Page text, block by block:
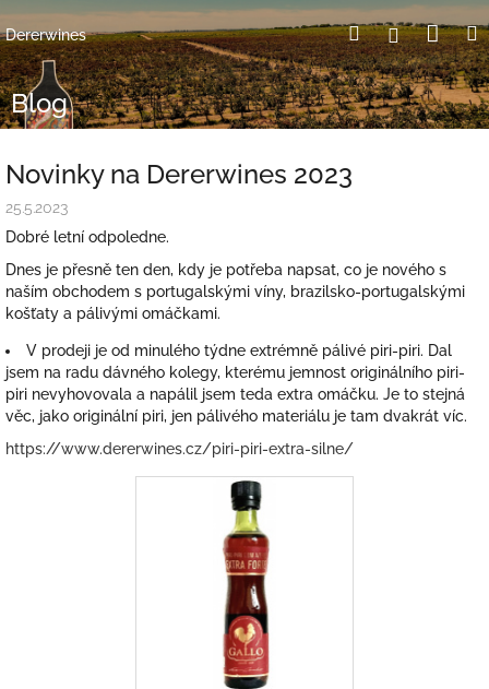
na
obsah
Dererwines HledatPřihlášení
Blog
Novinky na Dererwines 2023
25.5.2023
Dobré letní odpoledne.
Dnes je přesně ten den, kdy je potřeba napsat, co je nového s
naším obchodem s portugalskými víny, brazilsko-portugalskými
košťaty a pálivými omáčkami.
V prodeji je od minulého týdne extrémně pálivé piri-piri. Dal
jsem na radu dávného kolegy, kterému jemnost originálního piri-
piri nevyhovovala a napálil jsem teda extra omáčku. Je to stejná
věc, jako originální piri, jen pálivého materiálu je tam dvakrát víc.
https://www.dererwines.cz/piri-piri-extra-silne/